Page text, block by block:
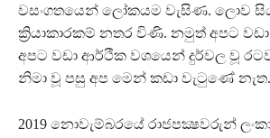
වසංගතයෙන් ලෝකයම වැසිණ. ලොව
ක්‍රියාකාරකම් නතර විණි. නමුත් අපට
අපට වඩා ආර්ථික වශයෙන් දුර්වල වූ
නිමා වූ පසු අප මෙන් කඩා වැටුණේ නැත.
2019 නොවැම්බරයේ රාජපක්‍ෂවරුන්